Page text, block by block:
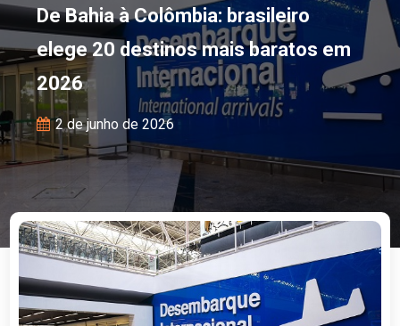
De Bahia à Colômbia: brasileiro
elege 20 destinos mais baratos em
2026
2 de junho de 2026